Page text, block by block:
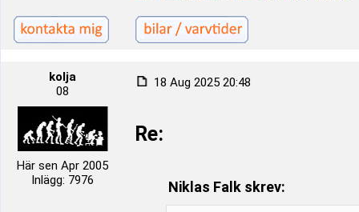
kolja
08
Här sen Apr 2005
Inlägg: 7976
18 Aug 2025 20:48
Re:
Niklas Falk skrev: